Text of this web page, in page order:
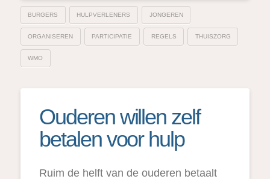
BURGERS HULPVERLENERS JONGEREN
ORGANISEREN PARTICIPATIE REGELS THUISZORG
WMO
Ouderen willen zelf
betalen voor hulp
Ruim de helft van de ouderen betaalt